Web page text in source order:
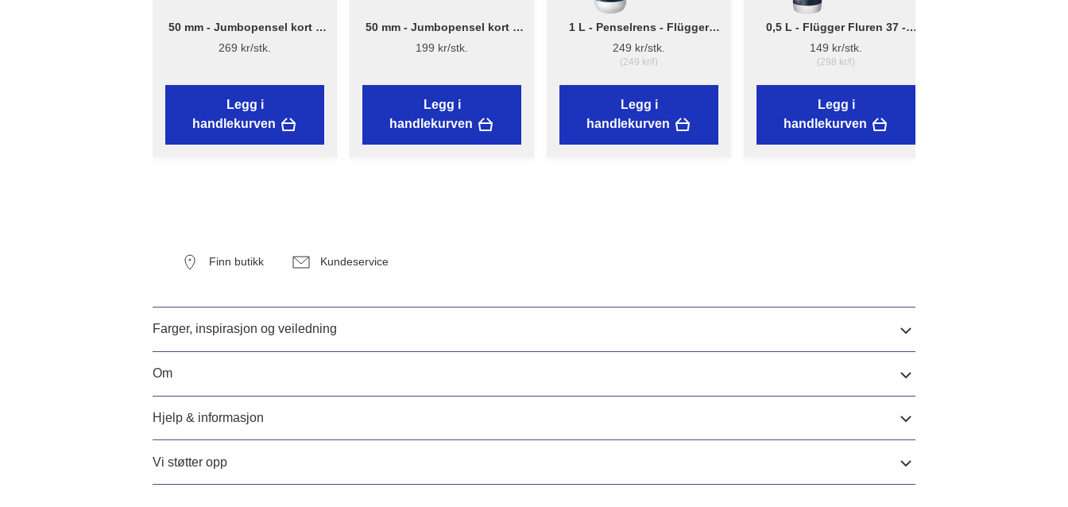
50 mm - Jumbopensel kort –
Flügger Excellence
269 kr/stk.
Legg i
handlekurven
50 mm - Jumbopensel kort –
Flügger Pro Series
199 kr/stk.
Legg i
handlekurven
1 L - Penselrens - Flügger
Fluren 59
249 kr/stk.
(249 kr/l)
Legg i
handlekurven
0,5 L - Flügger Fluren 37 -
Grunnrengjøring
149 kr/stk.
(298 kr/l)
Legg i
handlekurven
Finn butikk Kundeservice
Farger, inspirasjon og veiledning
Om
Hjelp & informasjon
Vi støtter opp